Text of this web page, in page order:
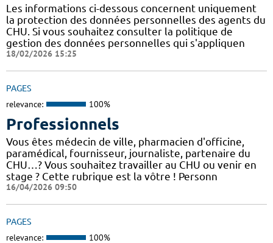
Les informations ci-dessous concernent uniquement
la protection des données personnelles des agents du
CHU. Si vous souhaitez consulter la politique de
gestion des données personnelles qui s'appliquen
18/02/2026 15:25
PAGES
relevance: 100%
Professionnels
Vous êtes médecin de ville, pharmacien d'officine,
paramédical, fournisseur, journaliste, partenaire du
CHU…? Vous souhaitez travailler au CHU ou venir en
stage ? Cette rubrique est la vôtre ! Personn
16/04/2026 09:50
PAGES
relevance: 100%